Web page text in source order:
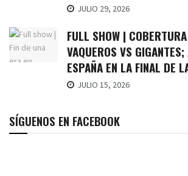
JULIO 29, 2026
FULL SHOW |
VAQUEROS VS
ESPAÑA EN LA FINAL DE
JULIO 15, 2026
SÍGUENOS EN FACEBOOK